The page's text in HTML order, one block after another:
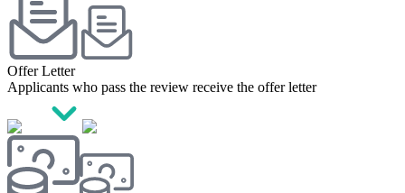
Offer Letter
Applicants who pass the review receive the offer letter